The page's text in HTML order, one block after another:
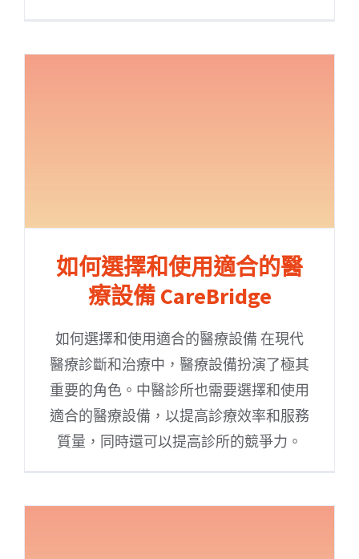
如何選擇和使用適合的醫
療設備 CareBridge
如何選擇和使用適合的醫療設備 在現代
醫療診斷和治療中，醫療設備扮演了極其
重要的角色。中醫診所也需要選擇和使用
適合的醫療設備，以提高診療效率和服務
質量，同時還可以提高診所的競爭力。